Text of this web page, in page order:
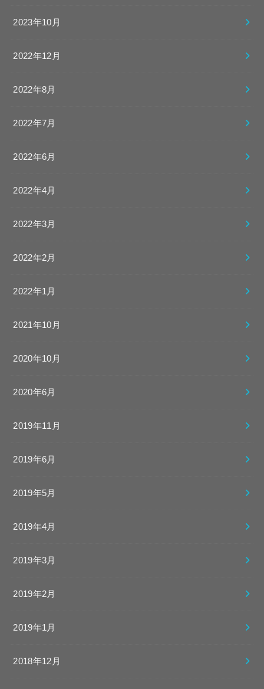
2023年10月
2022年12月
2022年8月
2022年7月
2022年6月
2022年4月
2022年3月
2022年2月
2022年1月
2021年10月
2020年10月
2020年6月
2019年11月
2019年6月
2019年5月
2019年4月
2019年3月
2019年2月
2019年1月
2018年12月